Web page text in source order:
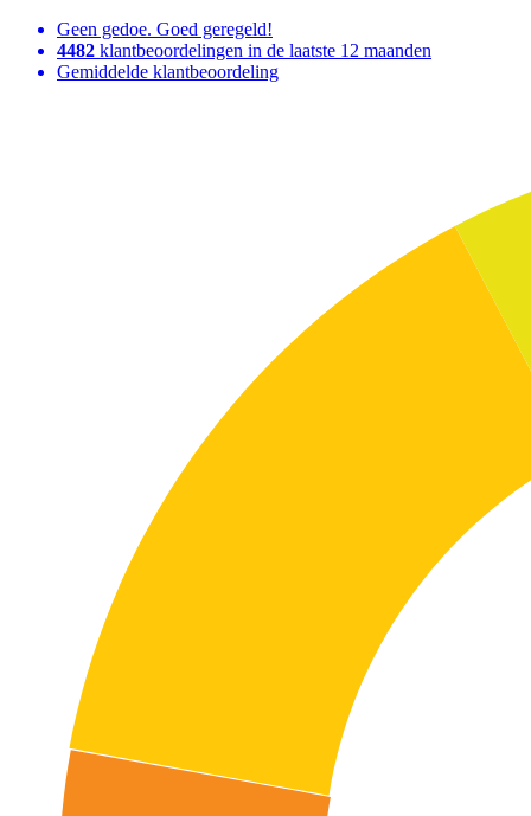
Geen gedoe. Goed geregeld!
4482 klantbeoordelingen in de laatste 12 maanden
Gemiddelde klantbeoordeling